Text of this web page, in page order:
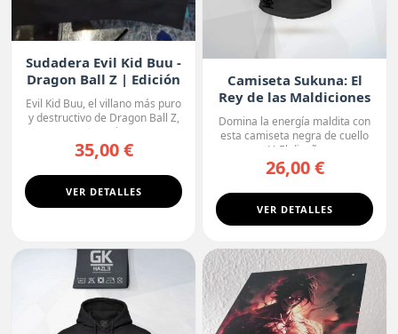
Sudadera Evil Kid Buu -
Dragon Ball Z | Edición
Oscura
Evil Kid Buu, el villano más puro
y destructivo de Dragon Ball Z,
protagoniza...
35,00 €
VER DETALLES
Camiseta Sukuna: El
Rey de las Maldiciones
Domina la energía maldita con
esta camiseta negra de cuello
en V. El diseño r...
26,00 €
VER DETALLES